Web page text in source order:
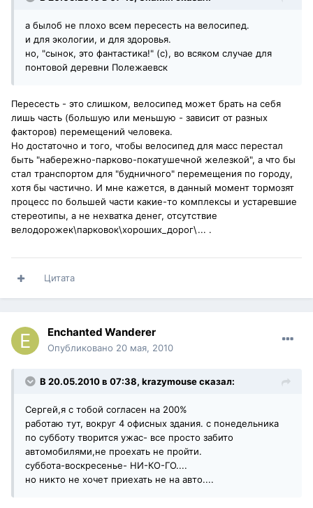
а былоб не плохо всем пересесть на велосипед.
и для экологии, и для здоровья.
но, "сынок, это фантастика!" (с), во всяком случае для
понтовой деревни Полежаевск
Пересесть - это слишком, велосипед может брать на себя
лишь часть (большую или меньшую - зависит от разных
факторов) перемещений человека.
Но достаточно и того, чтобы велосипед для масс перестал
быть "набережно-парково-покатушечной железкой", а что бы
стал транспортом для "будничного" перемещения по городу,
хотя бы частично. И мне кажется, в данный момент тормозят
процесс по большей части какие-то комплексы и устаревшие
стереотипы, а не нехватка денег, отсутствие
велодорожек\парковок\хороших_дорог\... .
Цитата
Enchanted Wanderer
Опубликовано 20 мая, 2010
В 20.05.2010 в 07:38, krazymouse сказал:
Сергей,я с тобой согласен на 200%
работаю тут, вокруг 4 офисных здания. с понедельника
по субботу творится ужас- все просто забито
автомобилями,не проехать не пройти.
суббота-воскресенье- НИ-КО-ГО....
но никто не хочет приехать не на авто....